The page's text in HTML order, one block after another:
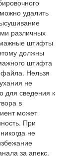
удалить
различных
штифты
должны
штифта
Нельзя
не
для сведения к
в
может
При
не
за апекс.